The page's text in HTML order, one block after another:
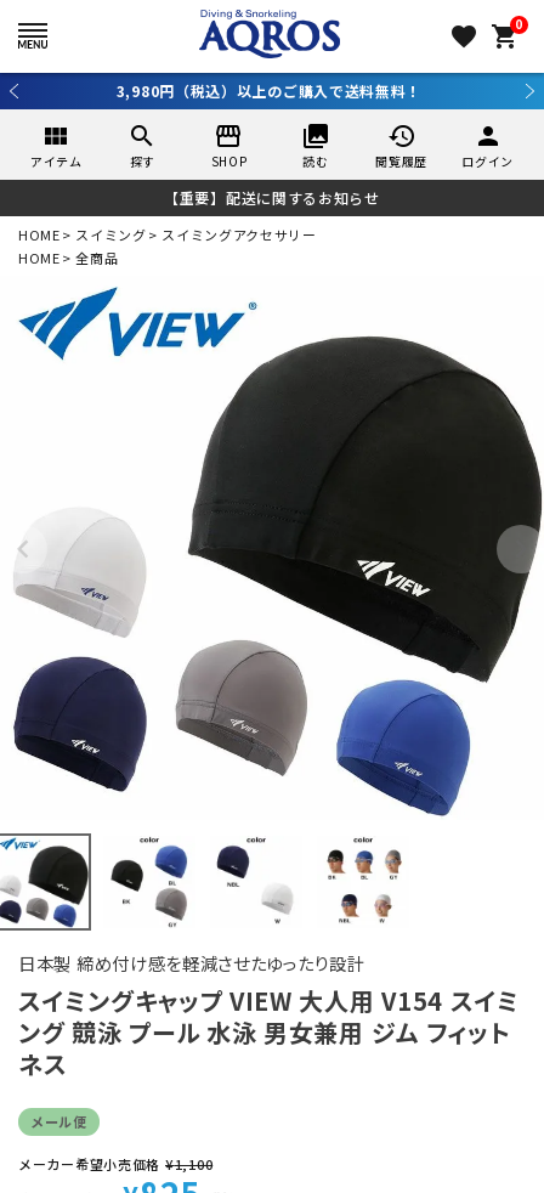
favorite 0
shopping_cart
3,980円（税込）以上のご購入で送料無料！
view_module
アイテム
search
探す
storefront
SHOP
collections
読む
history
閲覧履歴
person
ログイン
【重要】配送に関するお知らせ
HOME スイミング
スイミングアクセサリー
HOME
全商品
日本製 締め付け感を軽減させたゆったり設計
スイミングキャップ VIEW 大人用 V154 スイミ
ング 競泳 プール 水泳 男女兼用 ジム フィット
ネス
メール便
メーカー希望小売価格 ¥1,100